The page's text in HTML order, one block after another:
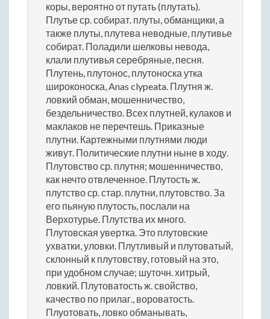
коры, вероятно от путать (плутать).
Плутье ср. собират. плуты, обманщики, а
также плуты, плутева неводные, плутивье
собират. Поладили шелковы невода,
клали плутивья серебряные, песня.
Плутень, плутонос, плутоноска утка
широконоска, Anas clypeata. Плутня ж.
ловкий обман, мошенничество,
бездельничество. Всех плутней, кулаков и
маклаков не перечтешь. Приказные
плутни. Картежными плутнями люди
живут. Политические плутни ныне в ходу.
Плутовство ср. плутня; мошенничество,
как нечто отвлеченное. Плутость ж.
плутство ср. стар. плутни, плутовство. За
его пьяную плутость, послали на
Верхотурье. Плутства их много.
Плутовская увертка. Это плутовские
ухватки, уловки. Плутливый и плутоватый,
склонный к плутовству, готовый на это,
при удобном случае; шуточн. хитрый,
ловкий. Плутоватость ж. свойство,
качество по прилаг., вороватость.
Плуотовать, ловко обманывать,